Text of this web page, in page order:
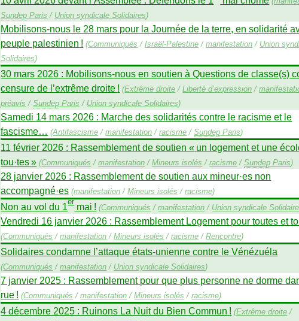
Sundep Paris / Union syndicale Solidaires)
Mobilisons-nous le 28 mars pour la Journée de la terre, en solidarité
peuple palestinien ! (Communiqués /Israël-Palestine /manifestation / Union
Solidaires)
30 mars 2026 : Mobilisons-nous en soutien à Questions de classe(s)
censure de l’extrême droite ! (Extrême droite /Liberté d’expression /
préavis /Sundep Paris / Union syndicale Solidaires)
Samedi 14 mars 2026 : Marche des solidarités contre le racisme et le
fascisme… (Antifascisme /manifestation /racisme /Sundep Paris)
11 février 2026 : Rassemblement de soutien « un logement et une
tou·tes» (Communiqués /manifestation /Mineurs isolés /racisme /Sundep Paris)
28 janvier 2026 : Rassemblement de soutien aux mineur·es non
accompagné·es (manifestation /Mineurs isolés /racisme)
Non au vol du 1ermai ! (Communiqués /manifestation / Union syndicale
Vendredi 16 janvier 2026 : Rassemblement Logement pour toutes et
(Communiqués /manifestation /Mineurs isolés /racisme /Rencontre)
Solidaires condamne l’attaque états-unienne contre le Vénézuéla
(Communiqués /manifestation / Union syndicale Solidaires)
7 janvier 2025 : Rassemblement pour que plus personne ne dorme
rue ! (Communiqués /manifestation /Mineurs isolés /racisme)
4 décembre 2025 : Ruinons La Nuit du Bien Commun ! (Extrême droite /